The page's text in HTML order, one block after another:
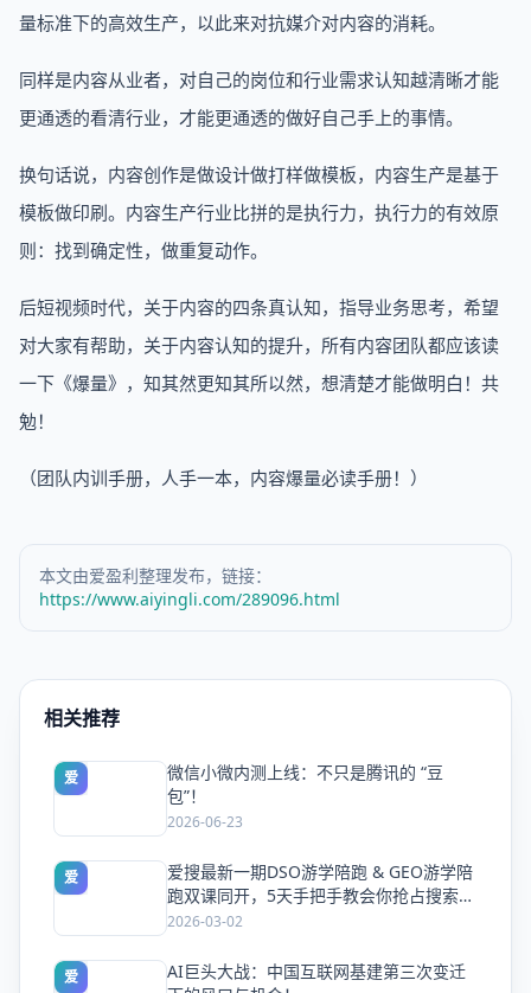
量标准下的高效生产，以此来对抗媒介对内容的消耗。
同样是内容从业者，对自己的岗位和行业需求认知越清晰才能
更通透的看清行业，才能更通透的做好自己手上的事情。
换句话说，内容创作是做设计做打样做模板，内容生产是基于
模板做印刷。内容生产行业比拼的是执行力，执行力的有效原
则：找到确定性，做重复动作。
后短视频时代，关于内容的四条真认知，指导业务思考，希望
对大家有帮助，关于内容认知的提升，所有内容团队都应该读
一下《爆量》，知其然更知其所以然，想清楚才能做明白！共
勉！
‍（团队内训手册，人手一本，内容爆量必读手册！）
本文由爱盈利整理发布，链接：
https://www.aiyingli.com/289096.html
相关推荐
爱
微信小微内测上线：不只是腾讯的 “豆
包”！
2026-06-23
爱
爱搜最新一期DSO游学陪跑 & GEO游学陪
跑双课同开，5天手把手教会你抢占搜索流
量
2026-03-02
爱
AI巨头大战：中国互联网基建第三次变迁